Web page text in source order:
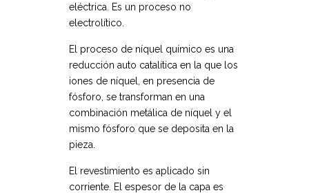
eléctrica. Es un proceso no
electrolítico.
El proceso de níquel químico es una
reducción auto catalítica en la que los
iones de níquel, en presencia de
fósforo, se transforman en una
combinación metálica de níquel y el
mismo fósforo que se deposita en la
pieza.
El revestimiento es aplicado sin
corriente. El espesor de la capa es